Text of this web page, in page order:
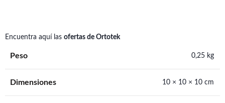
Encuentra aquí las ofertas de Ortotek
Peso 0,25 kg
Dimensiones 10 × 10 × 10 cm